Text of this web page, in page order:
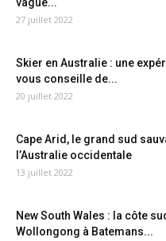
27 juillet 2022
Skier en Australie : une
vous conseille de...
20 juillet 2022
Cape Arid, le grand sud
l’Australie occidentale
13 juillet 2022
New South Wales : la côte
Wollongong à Batemans...